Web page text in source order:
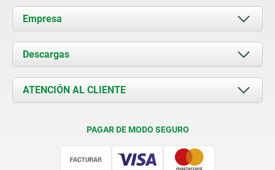
Empresa
Acerca de nosotros
Novedades
Contacto
Descargas
Documents
ATENCIÓN AL CLIENTE
PAGAR DE MODO SEGURO